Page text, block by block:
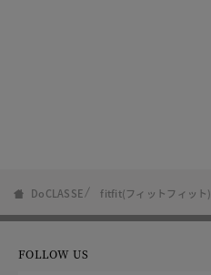
DoCLASSE fitfit(フィットフィット)
FOLLOW US